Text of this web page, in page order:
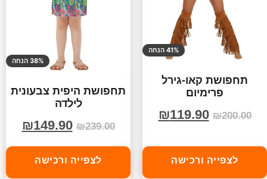
41% הנחה
תחפושת קאו-גירל
פרימיום
₪200.00
₪119.90
לצפייה ורכישה
38% הנחה
תחפושת היפית צבעונית
לילדה
₪239.00
₪149.90
לצפייה ורכישה